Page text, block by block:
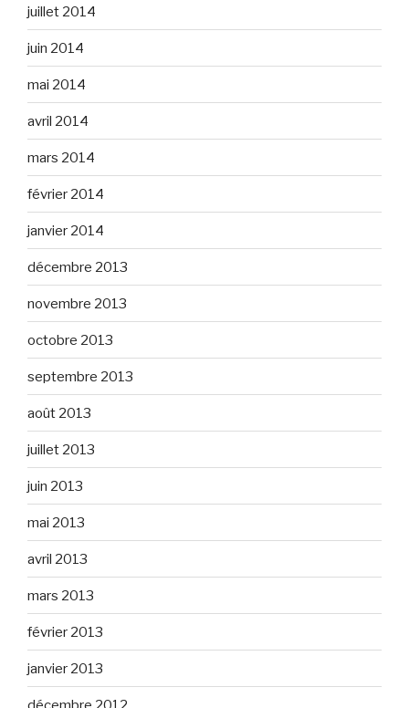
juillet 2014
juin 2014
mai 2014
avril 2014
mars 2014
février 2014
janvier 2014
décembre 2013
novembre 2013
octobre 2013
septembre 2013
août 2013
juillet 2013
juin 2013
mai 2013
avril 2013
mars 2013
février 2013
janvier 2013